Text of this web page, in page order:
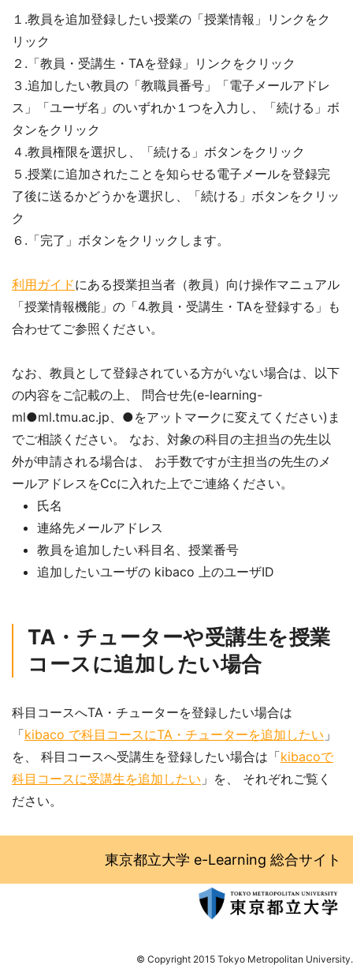
１.教員を追加登録したい授業の「授業情報」リンクをク
リック
２.「教員・受講生・TAを登録」リンクをクリック
３.追加したい教員の「教職員番号」「電子メールアドレ
ス」「ユーザ名」のいずれか１つを入力し、「続ける」ボ
タンをクリック
４.教員権限を選択し、「続ける」ボタンをクリック
５.授業に追加されたことを知らせる電子メールを登録完
了後に送るかどうかを選択し、「続ける」ボタンをクリッ
ク
６.「完了」ボタンをクリックします。
利用ガイドにある授業担当者（教員）向け操作マニュアル
「授業情報機能」の「4.教員・受講生・TAを登録する」も
合わせてご参照ください。
なお、教員として登録されている方がいない場合は、以下
の内容をご記載の上、 問合せ先(e-learning-
ml●ml.tmu.ac.jp、●をアットマークに変えてください)ま
でご相談ください。 なお、対象の科目の主担当の先生以
外が申請される場合は、 お手数ですが主担当の先生のメ
ールアドレスをCcに入れた上でご連絡ください。
氏名
連絡先メールアドレス
教員を追加したい科目名、授業番号
追加したいユーザの kibaco 上のユーザID
TA・チューターや受講生を授業
コースに追加したい場合
科目コースへTA・チューターを登録したい場合は
「kibaco で科目コースにTA・チューターを追加したい 」
を、 科目コースへ受講生を登録したい場合は「kibacoで
科目コースに受講生を追加したい 」を、 それぞれご覧く
ださい。
東京都立大学 e-Learning 総合サイト
© Copyright 2015 Tokyo Metropolitan University.